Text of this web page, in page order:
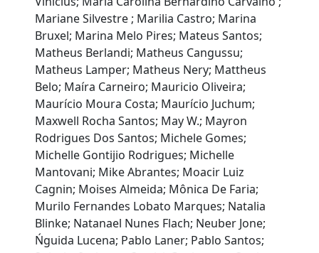
Mariane Silvestre ; Marilia Castro; Marina
Bruxel; Marina Melo Pires; Mateus Santos;
Matheus Berlandi; Matheus Cangussu;
Matheus Lamper; Matheus Nery; Mattheus
Belo; Maíra Carneiro; Mauricio Oliveira;
Maurício Moura Costa; Maurício Juchum;
Maxwell Rocha Santos; May W.; Mayron
Rodrigues Dos Santos; Michele Gomes;
Michelle Gontijio Rodrigues; Michelle
Mantovani; Mike Abrantes; Moacir Luiz
Cagnin; Moises Almeida; Mônica De Faria;
Murilo Fernandes Lobato Marques; Natalia
Blinke; Natanael Nunes Flach; Neuber Jone;
Ńguida Lucena; Pablo Laner; Pablo Santos;